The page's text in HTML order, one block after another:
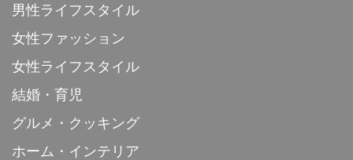
男性ライフスタイル
女性ファッション
女性ライフスタイル
結婚・育児
グルメ・クッキング
ホーム・インテリア